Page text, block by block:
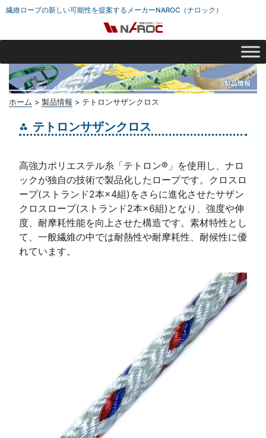
繊維ロープの新しい可能性を提案するメーカーNAROC（ナロック）
ホーム > 製品情報 > テトロンサザンクロス
テトロンサザンクロス
高強力ポリエステル糸「テトロン®」を使用し、ナロ
ックが独自の技術で製品化したロープです。クロスロ
ープ(ストランド2本×4組)をさらに進化させたサザン
クロスロープ(ストランド2本×6組)となり、強度や伸
度、耐摩耗性能を向上させた構造です。素材特性とし
て、一般繊維の中では耐熱性や耐摩耗性、耐候性に優
れています。